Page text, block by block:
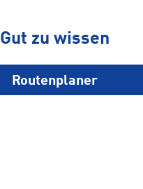
Gut zu wissen
Routenplaner